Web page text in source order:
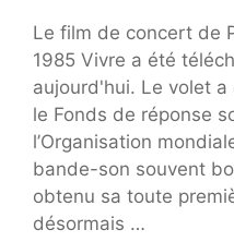
Le film de concert de
1985 Vivre a été
aujourd'hui. Le volet
le Fonds de réponse
l’Organisation
bande-son souvent
obtenu sa toute
désormais …